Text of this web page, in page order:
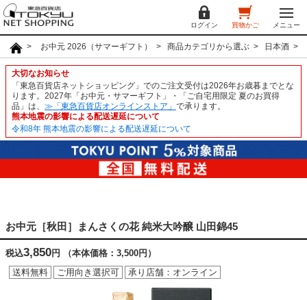
ログイン 買物かご メニュー
お中元 2026（サマーギフト） 商品カテゴリから選ぶ 日本酒
大切なお知らせ
「東急百貨店ネットショッピング」でのご注文受付は2026年お歳暮までとな
ります。2027年「お中元・サマーギフト」・「ご自宅用限定 夏のお買得
品」は、 ≫「東急百貨店オンラインストア」 で承ります。
熊本地震の影響による配送遅延について
令和8年 熊本地震の影響による配送遅延について
お中元［秋田］まんさくの花 純米大吟醸 山田錦45
税込3,850円
（本体価格：3,500円）
送料無料
ご用向き選択可 承り店舗：オンライン